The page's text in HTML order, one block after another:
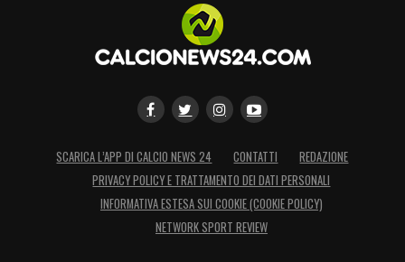
SCARICA L’APP DI CALCIO NEWS 24 CONTATTI
REDAZIONE
PRIVACY POLICY E TRATTAMENTO DEI DATI PERSONALI
INFORMATIVA ESTESA SUI COOKIE (COOKIE POLICY)
NETWORK SPORT REVIEW